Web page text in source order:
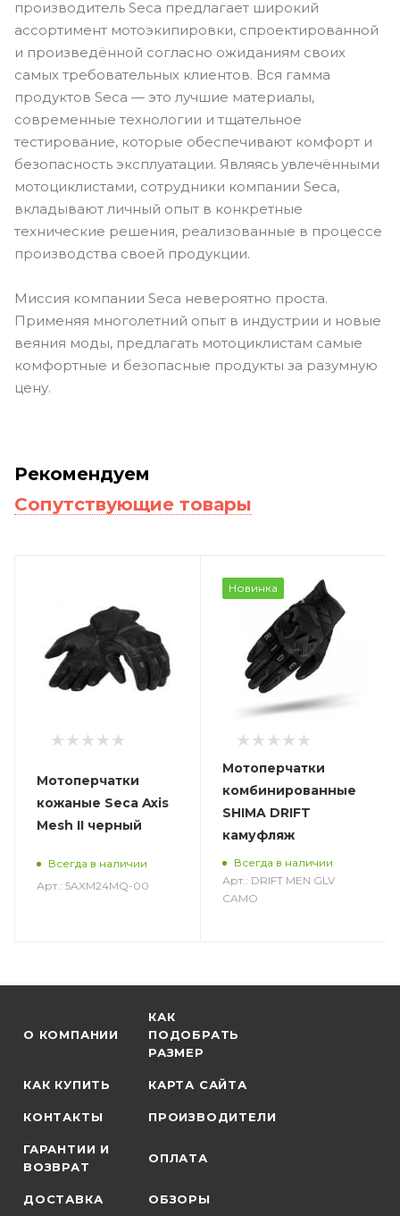
производитель Seca предлагает широкий
ассортимент мотоэкипировки, спроектированной
и произведённой согласно ожиданиям своих
самых требовательных клиентов. Вся гамма
продуктов Seca — это лучшие материалы,
современные технологии и тщательное
тестирование, которые обеспечивают комфорт и
безопасность эксплуатации. Являясь увлечёнными
мотоциклистами, сотрудники компании Seca,
вкладывают личный опыт в конкретные
технические решения, реализованные в процессе
производства своей продукции.
Миссия компании Seca невероятно проста.
Применяя многолетний опыт в индустрии и новые
веяния моды, предлагать мотоциклистам самые
комфортные и безопасные продукты за разумную
цену.
Рекомендуем
Сопутствующие товары
Мотоперчатки
кожаные Seca Axis
Mesh II черный
Всегда в наличии
Арт.: 5AXM24MQ-00
Новинка
Мотоперчатки
комбинированные
SHIMA DRIFT
камуфляж
Всегда в наличии
Арт.: DRIFT MEN GLV
CAMO
О КОМПАНИИ
КАК
ПОДОБРАТЬ
РАЗМЕР
КАК КУПИТЬ КАРТА САЙТА
КОНТАКТЫ ПРОИЗВОДИТЕЛИ
ГАРАНТИИ И
ВОЗВРАТ
ОПЛАТА
ДОСТАВКА ОБЗОРЫ